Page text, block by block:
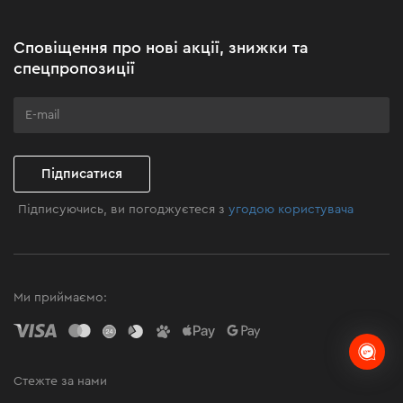
Клуб майстерності
Сповіщення про нові акції, знижки та
спецпропозиції
Підписатися
Підписуючись, ви погоджуєтеся зугодою користувача
Ми приймаємо:
Стежте за нами